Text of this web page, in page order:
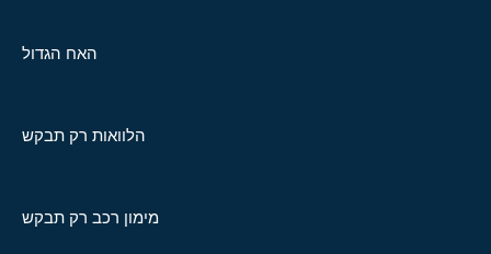
האח הגדול
הלוואות רק תבקש
מימון רכב רק תבקש